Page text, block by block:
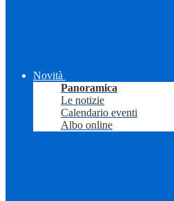
Novità
Panoramica
Le notizie
Calendario eventi
Albo online